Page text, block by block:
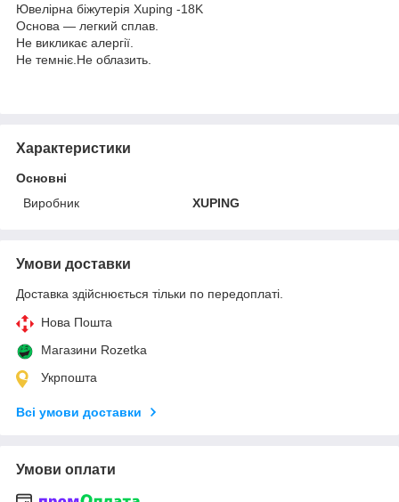
Ювелірна біжутерія Xuping -18K
Основа — легкий сплав.
Не викликає алергії.
Не темніє.Не облазить.
Характеристики
Основні
Виробник
XUPING
Умови доставки
Доставка здійснюється тільки по передоплаті.
Нова Пошта
Магазини Rozetka
Укрпошта
Всі умови доставки
Умови оплати